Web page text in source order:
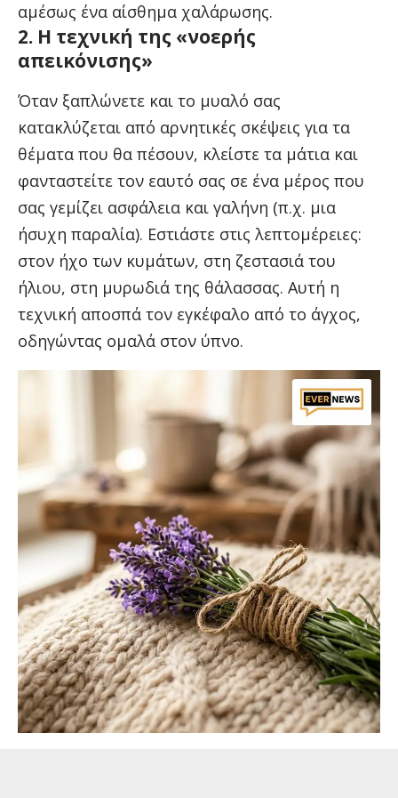
αμέσως ένα αίσθημα χαλάρωσης.
2. Η τεχνική της «νοερής
απεικόνισης»
Όταν ξαπλώνετε και το μυαλό σας
κατακλύζεται από αρνητικές σκέψεις για τα
θέματα που θα πέσουν, κλείστε τα μάτια και
φανταστείτε τον εαυτό σας σε ένα μέρος που
σας γεμίζει ασφάλεια και γαλήνη (π.χ. μια
ήσυχη παραλία). Εστιάστε στις λεπτομέρειες:
στον ήχο των κυμάτων, στη ζεστασιά του
ήλιου, στη μυρωδιά της θάλασσας. Αυτή η
τεχνική αποσπά τον εγκέφαλο από το άγχος,
οδηγώντας ομαλά στον ύπνο.